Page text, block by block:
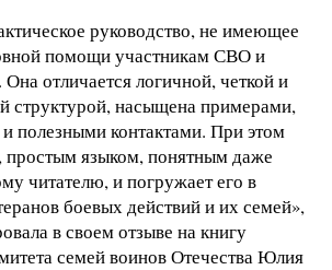
руководство, не имеющее
помощи участникам СВО и
отличается логичной, четкой и
структурой, насыщена примерами,
полезными контактами. При этом
языком, понятным даже
читателю, и погружает его в
боевых действий и их семей»,
в своем отзыве на книгу
семей воинов Отечества Юлия